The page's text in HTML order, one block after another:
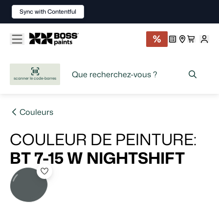
scanner le code-barres
Couleurs
COULEUR DE PEINTURE:
BT 7-15 W NIGHTSHIFT
Sync with Contentful